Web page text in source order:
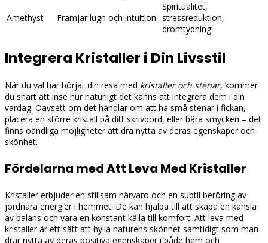
Amethyst Framjar lugn och intuition
Spiritualitet,
stressreduktion,
drömtydning
Integrera Kristaller i Din Livsstil
När du väl har börjat din resa med kristaller och stenar, kommer
du snart att inse hur naturligt det känns att integrera dem i din
vardag. Oavsett om det handlar om att ha små stenar i fickan,
placera en större kristall på ditt skrivbord, eller bära smycken – det
finns oändliga möjligheter att dra nytta av deras egenskaper och
skönhet.
Fördelarna med Att Leva Med Kristaller
Kristaller erbjuder en stillsam närvaro och en subtil beröring av
jordnära energier i hemmet. De kan hjälpa till att skapa en känsla
av balans och vara en konstant källa till komfort. Att leva med
kristaller är ett sätt att hylla naturens skönhet samtidigt som man
drar nytta av deras positiva egenskaper i både hem och